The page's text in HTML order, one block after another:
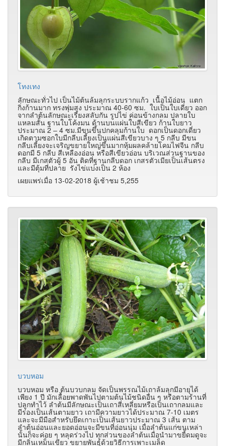
โทงเทง
ลักษณะทั่วไป เป็นไม้ต้นล้มลุกระบบรากแก้ว เนื้อไม้อ่อน แตก
กิ่งก้านมาก ทรงพุ่มสูง ประมาณ 40-60 ซม. ใบเป็นใบเดี่ยว ออก
จากลำต้นลักษณะเรียงสลับกัน รูปไข่ ค่อนข้างกลม ปลายใบ
แหลมสั้น ฐานใบโค้งมน ด้านบนแผ่นใบสีเขียว ก้านใบยาว
ประมาณ 2 – 4 ซม.มีขนขึ้นปกคลุมก้านใบ ดอกเป็นดอกเดี่ยว
เกิดตามซอกใบมีกลีบเลี้ยงเป็นแผ่นสีเขียวบาง ๆ 5 กลีบ มีขน
กลีบเลี้ยงจะเจริญขยายใหญ่ขึ้นมากหุ้มผลคล้ายโคมไฟจีน กลีบ
ดอกมี 5 กลีบ สีเหลืองอ่อน หรือสีเขียวอ่อน บริเวณส่วนฐานของ
กลีบ มีเกสตัวผู้ 5 อัน ติดที่ฐานกลีบดอก เกสรตัวเมียเป็นเส้นตรง
และมีตุ้มที่ปลาย รังไข่แบ่งเป็น 2 ห้อง
เผยแพร่เมื่อ 13-02-2018 ผู้เช้าชม 5,255
บวบหอม
บวบหอม หรือ ต้นบวบกลม จัดเป็นพรรณไม้เถาล้มลุกมีอายุได้
เพียง 1 ปี มักเลื้อยพาดพันไปตามต้นไม้ชนิดอื่น ๆ หรือตามร้านที่
ปลูกทำไว้ ลำต้นมีลักษณะเป็นเถาสี่เหลี่ยมหรือเป็นเถากลมและ
มีร่องเป็นเส้นตามยาว เถามีความยาวได้ประมาณ 7-10 เมตร
และจะมีมือสำหรับยึดเกาะเป็นเส้นยาวประมาณ 3 เส้น ตาม
ลำต้นอ่อนและยอดอ่อนจะมีขนที่อ่อนนุ่ม เมื่อลำต้นแก่ขนเหล่า
นั้นก็จะค่อย ๆ หลุดร่วงไป ทุกส่วนของลำต้นเมื่อนำมาขยี้ดมดูจะ
มีกลิ่นเหม็นเขียว ขยายพันธุ์ด้วยวิธีการเพาะเมล็ด